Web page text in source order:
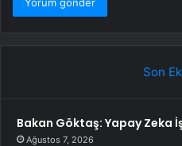
Son
Bakan Göktaş: Yapay Zeka
Ağustos 7, 2026